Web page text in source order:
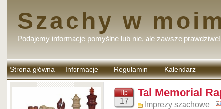
Szachy w
Podajemy informacje pomyślne lub nie, ale zawsze prawdziwe!
Strona główna Informacje Regulamin
komentarzy
Kalendarz
lip
17
Tal Memorial
Imprezy szachowe